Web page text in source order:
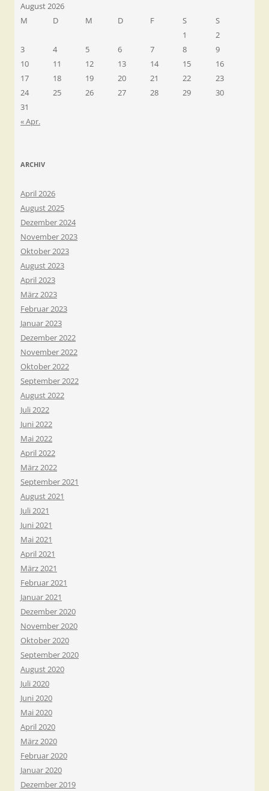
August 2026
M
D M D F S
S
1
2
3
4 5 6 7 8
9
10
11 12 13 14 15
16
17
18 19 20 21 22
23
24
25 26 27 28 29
30
31
« Apr.
ARCHIV
April 2026
August 2025
Dezember 2024
November 2023
Oktober 2023
August 2023
April 2023
März 2023
Februar 2023
Januar 2023
Dezember 2022
November 2022
Oktober 2022
September 2022
August 2022
Juli 2022
Juni 2022
Mai 2022
April 2022
März 2022
September 2021
August 2021
Juli 2021
Juni 2021
Mai 2021
April 2021
März 2021
Februar 2021
Januar 2021
Dezember 2020
November 2020
Oktober 2020
September 2020
August 2020
Juli 2020
Juni 2020
Mai 2020
April 2020
März 2020
Februar 2020
Januar 2020
Dezember 2019